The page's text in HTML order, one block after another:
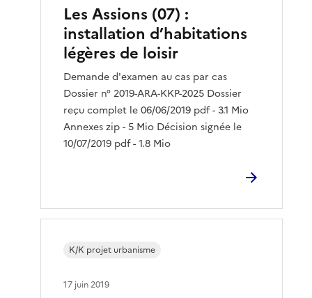
Les Assions (07) :
installation d’habitations
légères de loisir
Demande d'examen au cas par cas
Dossier n° 2019-ARA-KKP-2025 Dossier
reçu complet le 06/06/2019 pdf - 3.1 Mio
Annexes zip - 5 Mio Décision signée le
10/07/2019 pdf - 1.8 Mio
K/K projet urbanisme
17 juin 2019